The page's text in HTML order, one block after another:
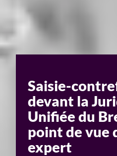
Saisie-
devant la
Unifiée du
point de vue
expert